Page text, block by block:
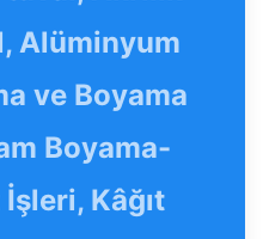
Alüminyum
ve Boyama
Boyama-
Kâğıt